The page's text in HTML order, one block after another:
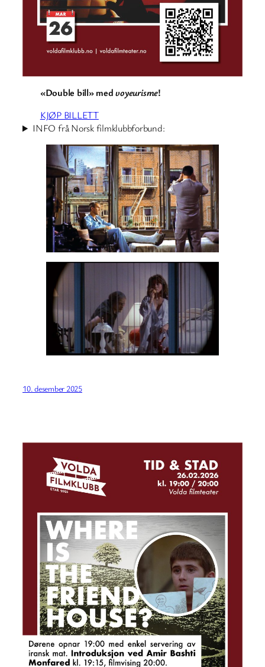
«Double bill» medvoyeurisme!
KJØP BILLETT
INFO frå Norsk filmklubbforbund:
10. desember 2025